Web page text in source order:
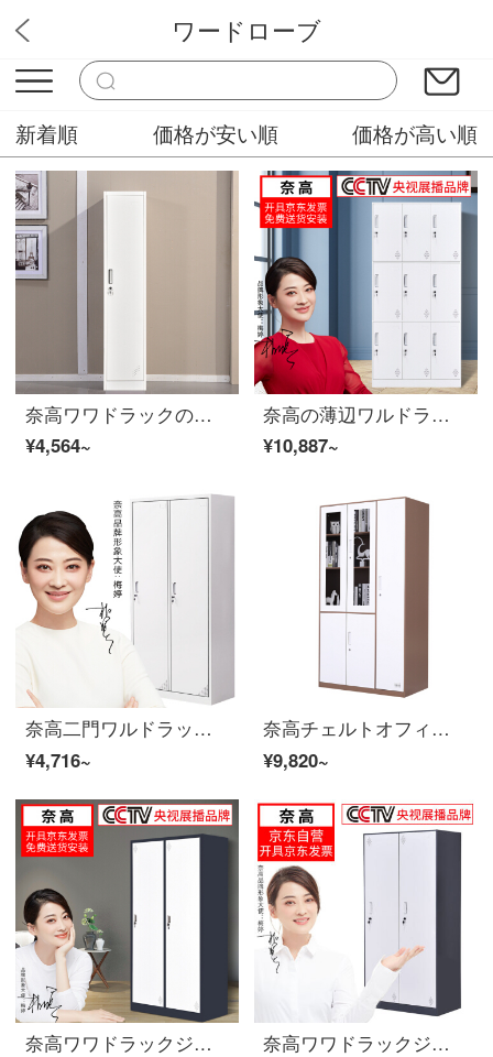
オフィス家具専門店
ワードローブ
新着順 価格が安い順 価格が高い順
奈高ワワドラックの一門の従業員棚鋼製の事務所の寮のロッカーの鉄皮の箱のシングルドアの純白
¥4,564~
奈高の薄辺ワルドラックの脱着ロッカーロッカーロッカーロッカーロッカー9ドアワルドラックの純白豪華加重金
¥10,887~
奈高二門ワルドラック鉄の皮の箱の鋼製のロッカー
¥4,716~
奈高チェルトオフィスキャビネット資料棚ロッカーロッカーロッカーロッカーカレー白五門の更衣室の薄辺のアップグレードの厚いタイプ
¥9,820~
奈高ワワドラックジムの浴室従業員棚の解体二ドアワルドラック灰色
奈高ワワドラックジムの浴室従業員棚灰白二門ワドゥロブルブの薄辺